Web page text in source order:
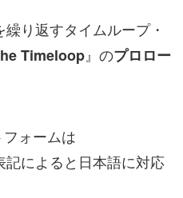
り返すタイムループ・
Timeloop』のプロロー
ォームは
によると日本語に対応